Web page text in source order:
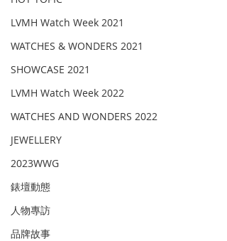
LVMH Watch Week 2021
WATCHES & WONDERS 2021
SHOWCASE 2021
LVMH Watch Week 2022
WATCHES AND WONDERS 2022
JEWELLERY
2023WWG
錶壇動態
人物專訪
品牌故事